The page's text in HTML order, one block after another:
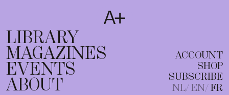
T
EN FR
LIBRARY
MAGAZINES
EVENTS
ABOUT
ACCOUNT
SHOP
SUBSCRIBE
NL EN FR